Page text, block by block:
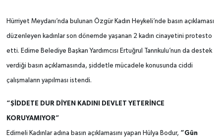
Hürriyet Meydanı’nda bulunan Özgür Kadın Heykeli’nde basın açıklaması
düzenleyen kadınlar son dönemde yaşanan 2 kadın cinayetini protesto
etti. Edirne Belediye Başkan Yardımcısı Ertuğrul Tanrıkulu’nun da destek
verdiği basın açıklamasında, şiddetle mücadele konusunda ciddi
çalışmaların yapılması istendi.
“ŞİDDETE DUR DİYEN KADINI DEVLET YETERİNCE
KORUYAMIYOR”
Edirneli Kadınlar adına basın açıklamasını yapan Hülya Bodur, “Gün